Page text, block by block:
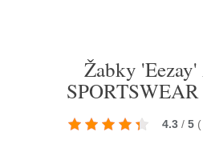
Žabky
4.3 / 5 (